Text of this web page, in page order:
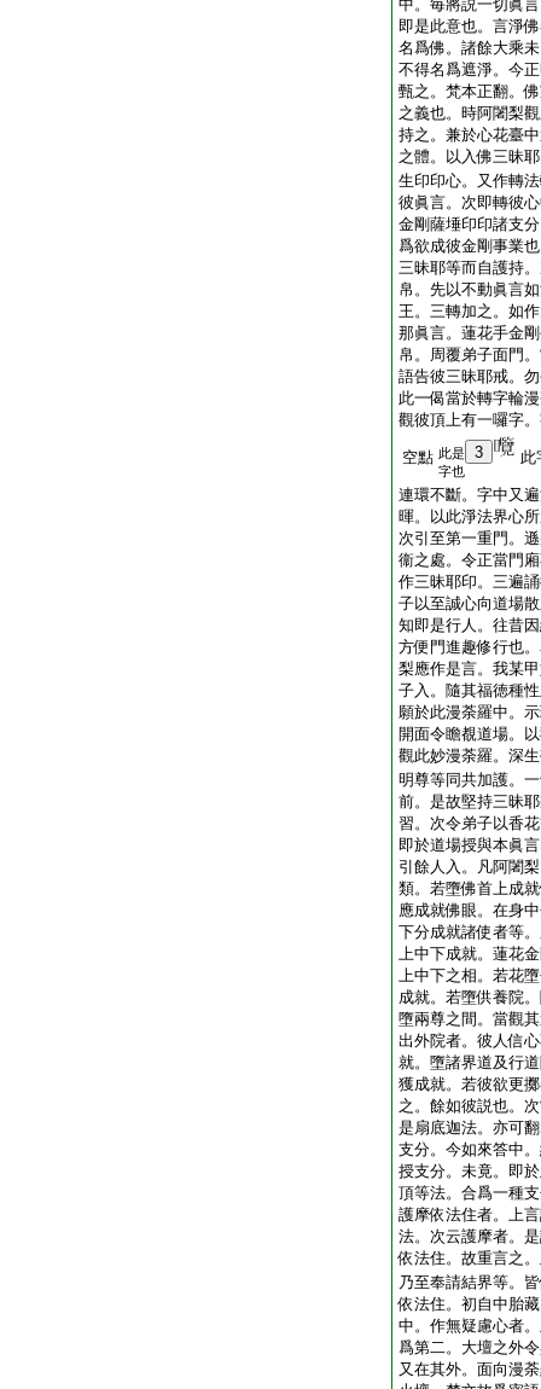
中。毎將説一切眞
即是此意也。言淨
名爲佛。諸餘大乘
不得名爲遮淨。今
甄之。梵本正翻。
之義也。時阿闍梨
持之。兼於心花臺
之體。以入佛三昧
生印印心。又作轉
彼眞言。次即轉彼
金剛薩埵印印諸支
爲欲成彼金剛事業
三昧耶等而自護持
帛。先以不動眞言
王。三轉加之。如
那眞言。蓮花手金
帛。周覆弟子面門
語告彼三昧耶戒。
此一偈當於轉字輪
觀彼頂上有一囉字
空點 此是 3
字也
此
連環不斷。字中又
暉。以此淨法界心
次引至第一重門。
衞之處。令正當門
作三昧耶印。三遍
子以至誠心向道場
知即是行人。往昔
方便門進趣修行也
梨應作是言。我某
子入。隨其福徳種
願於此漫荼羅中。
開面令瞻覩道場。
觀此妙漫荼羅。深
明尊等同共加護。
前。是故堅持三昧
習。次令弟子以香
即於道場授與本眞
引餘人入。凡阿闍
類。若墮佛首上成
應成就佛眼。在身
下分成就諸使者等
上中下成就。蓮花
上中下之相。若花
成就。若墮供養院
墮兩尊之間。當觀
出外院者。彼人信
就。墮諸界道及行
獲成就。若彼欲更
之。餘如彼説也。
是扇底迦法。亦可
支分。今如來答中
授支分。未竟。即
頂等法。合爲一種
護摩依法住者。上
法。次云護摩者。
依法住。故重言之
乃至奉請結界等。
依法住。初自中胎
中。作無疑慮心者
爲第二。大壇之外
又在其外。面向漫